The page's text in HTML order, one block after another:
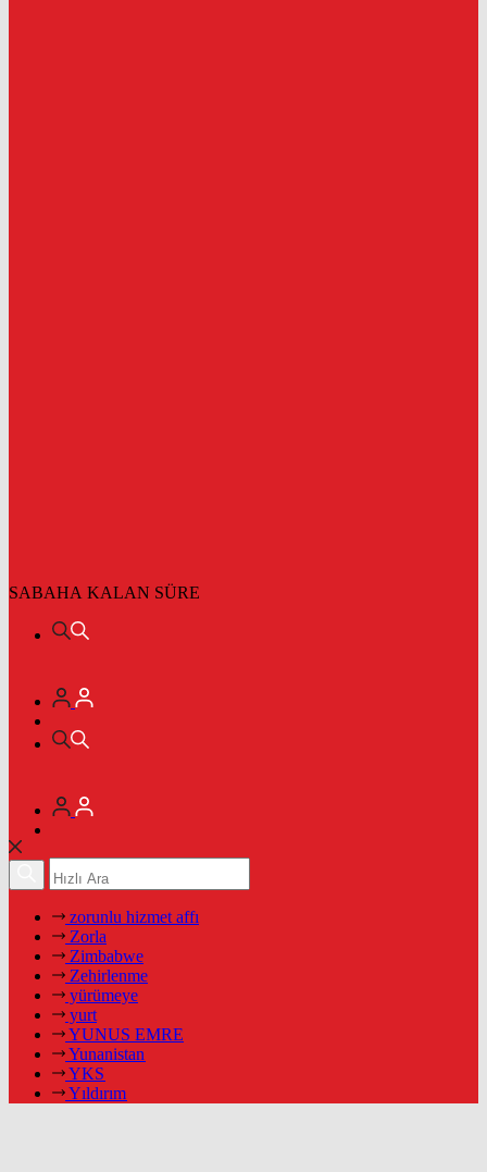
SABAHA KALAN SÜRE
zorunlu hizmet affı
Zorla
Zimbabwe
Zehirlenme
yürümeye
yurt
YUNUS EMRE
Yunanistan
YKS
Yıldırım